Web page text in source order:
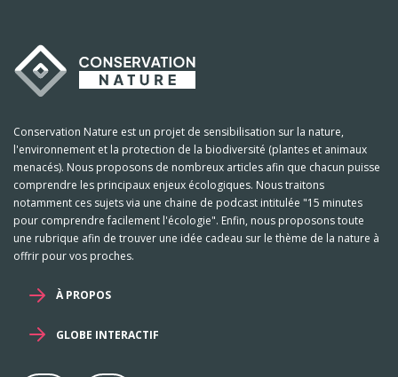
Conservation Nature est un projet de sensibilisation sur la nature,
l'environnement et la protection de la biodiversité (plantes et animaux
menacés). Nous proposons de nombreux articles afin que chacun puisse
comprendre les principaux enjeux écologiques. Nous traitons
notamment ces sujets via une chaine de podcast intitulée "15 minutes
pour comprendre facilement l'écologie". Enfin, nous proposons toute
une rubrique afin de trouver une idée cadeau sur le thème de la nature à
offrir pour vos proches.
À PROPOS
GLOBE INTERACTIF